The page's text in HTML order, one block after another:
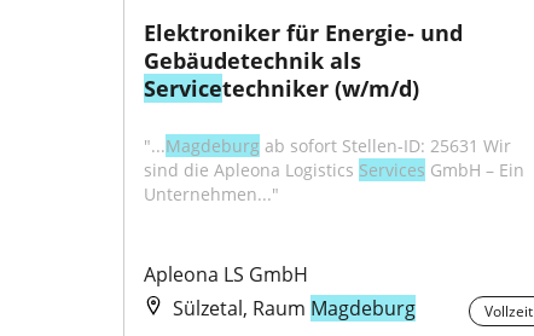
Elektroniker für Energie- und
Servicetechniker (w/m/d)
"...Magdeburg ab sofort Stellen-ID: 25631 Wir
sind die Apleona Logistics Services GmbH – Ein
Unternehmen..."
Apleona LS GmbH
Sülzetal, Raum Magdeburg Vollzeit